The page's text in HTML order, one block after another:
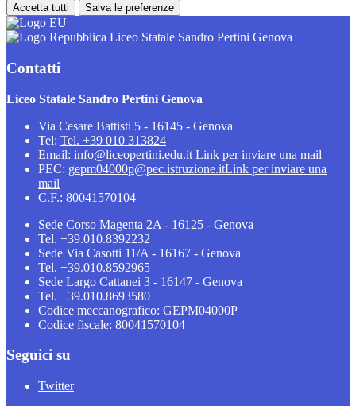
Accetta tutti Salva le preferenze
Liceo Statale Sandro Pertini Genova
Contatti
Liceo Statale Sandro Pertini Genova
Via Cesare Battisti 5 - 16145 - Genova
Tel: Tel. +39 010 313824
Email: info@liceopertini.edu.it Link per inviare una mail
PEC: gepm04000p@pec.istruzione.itLink per inviare una
mail
C.F.: 80041570104
Sede Corso Magenta 2A - 16125 - Genova
Tel. +39.010.8392232
Sede Via Casotti 11/A - 16167 - Genova
Tel. +39.010.8592965
Sede Largo Cattanei 3 - 16147 - Genova
Tel. +39.010.8693580
Codice meccanografico: GEPM04000P
Codice fiscale: 80041570104
Seguici su
Twitter